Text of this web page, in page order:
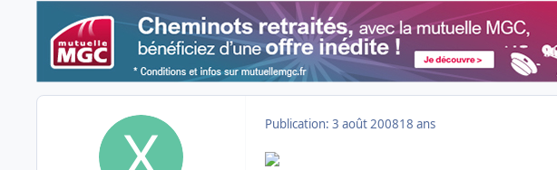
Publication: 3 août 200818 ans